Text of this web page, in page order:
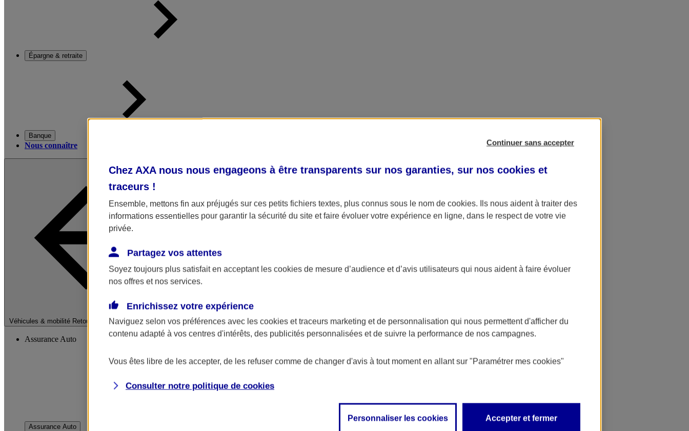
Épargne & retraite
Banque
Nous connaître
Véhicules & mobilité Retour à la section précédente
Fermer le menu principal
Assurance Auto
Assurance Auto
Continuer sans accepter
Chez AXA nous nous engageons à être transparents sur nos garanties, sur nos cookies et
traceurs !
Ensemble, mettons fin aux préjugés sur ces petits fichiers textes, plus connus sous le nom de cookies. Ils nous aident à traiter des
informations essentielles pour garantir la sécurité du site et faire évoluer votre expérience en ligne, dans le respect de votre vie
privée.
Partagez vos attentes
Soyez toujours plus satisfait en acceptant les cookies de mesure d’audience et d’avis utilisateurs qui nous aident à faire évoluer
nos offres et nos services.
Enrichissez votre expérience
Naviguez selon vos préférences avec les cookies et traceurs marketing et de personnalisation qui nous permettent d'afficher du
contenu adapté à vos centres d'intérêts, des publicités personnalisées et de suivre la performance de nos campagnes.
Vous êtes libre de les accepter, de les refuser comme de changer d'avis à tout moment en allant sur "Paramétrer mes cookies"
Consulter notre politique de cookies
Personnaliser les cookies Accepter et fermer